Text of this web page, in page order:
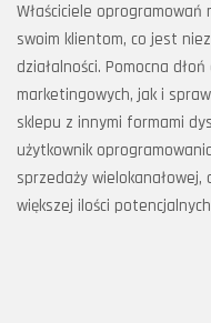
Właściciele
swoim klientom, co jest
działalności. Pomocna
marketingowych, jak i
sklepu z innymi formami
użytkownik
sprzedaży
większej ilości